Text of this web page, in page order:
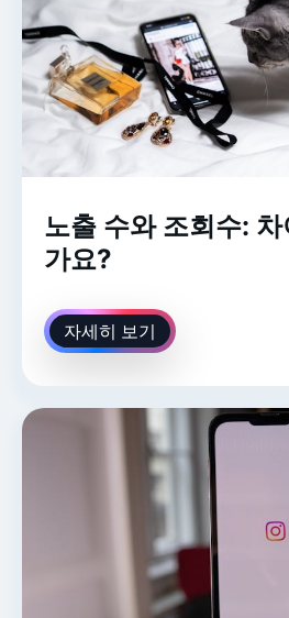
노출 수와 조회수:
가요?
자세히 보기